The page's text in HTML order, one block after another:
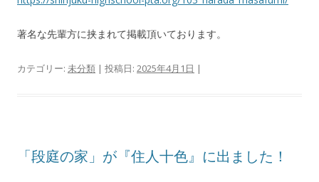
著名な先輩方に挟まれて掲載頂いております。
カテゴリー: 未分類 | 投稿日: 2025年4月1日 |
「段庭の家」が『住人十色』に出ました！